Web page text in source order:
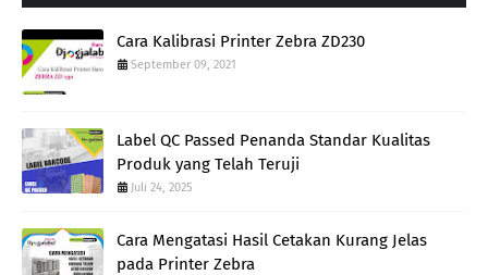
Cara Kalibrasi Printer Zebra ZD230
September 09, 2021
Label QC Passed Penanda Standar Kualitas
Produk yang Telah Teruji
Juli 24, 2025
Cara Mengatasi Hasil Cetakan Kurang Jelas
pada Printer Zebra